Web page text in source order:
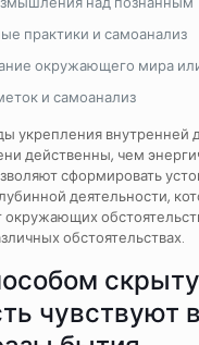
практики и самоанализ
окружающего мира
и самоанализ
укрепления внутренней
действенны, чем
сформировать
деятельности,
окружающих
обстоятельствах.
чувствуют в